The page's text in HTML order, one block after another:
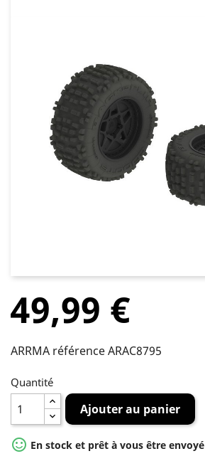
49,99 €
ARRMA référence ARAC8795
Quantité
Ajouter au panier
 En stock et prêt à vous être envoyé